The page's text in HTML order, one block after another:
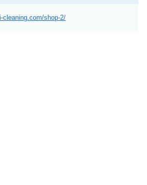
cleaning.com/shop-2/